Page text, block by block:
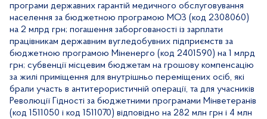
програми державних гарантій медичного обслуговування
населення за бюджетною програмою МОЗ (код 2308060)
на 2 млрд грн; погашення заборгованості із зарплати
працівникам державним вугледобувних підприємств за
бюджетною програмою Міненерго (код 2401590) на 1 млрд
грн; субвенції місцевим бюджетам на грошову компенсацію
за жилі приміщення для внутрішньо переміщених осіб, які
брали участь в антитерористичній операції, та для учасників
Революції Гідності за бюджетними програмами Мінветеранів
(код 1511050 і код 1511070) відповідно на 282 млн грн і 4 млн